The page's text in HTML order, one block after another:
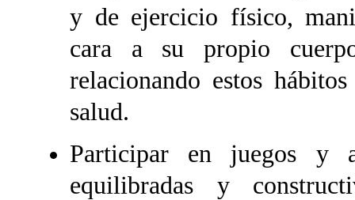
y de ejercicio físico,
cara a su propio
relacionando estos
salud.
Participar en juegos y
equilibradas y